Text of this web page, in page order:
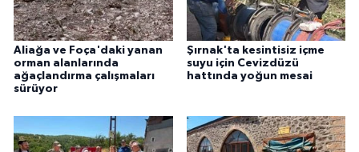
Aliağa ve Foça'daki yanan
orman alanlarında
ağaçlandırma çalışmaları
sürüyor
Şırnak'ta kesintisiz içme
suyu için Cevizdüzü
hattında yoğun mesai